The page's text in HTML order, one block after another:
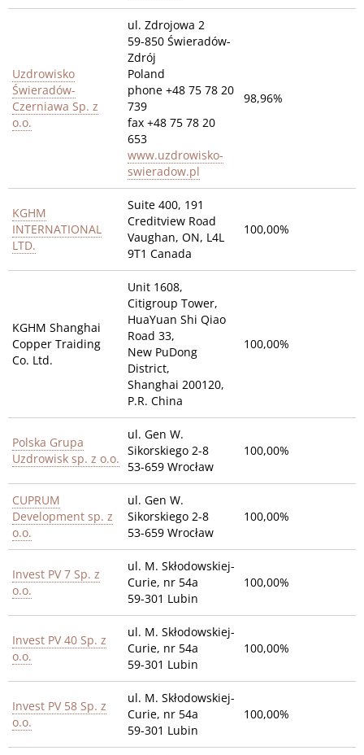
Uzdrowisko
Świeradów-
Czerniawa Sp. z
o.o.
ul. Zdrojowa 2
59-850 Świeradów-
Zdrój
Poland
phone +48 75 78 20
739
fax +48 75 78 20
653
www.uzdrowisko-
swieradow.pl
98,96%
KGHM
INTERNATIONAL
LTD.
Suite 400, 191
Creditview Road
Vaughan, ON, L4L
9T1 Canada
100,00%
KGHM Shanghai
Copper Traiding
Co. Ltd.
Unit 1608,
Citigroup Tower,
HuaYuan Shi Qiao
Road 33,
New PuDong
District,
Shanghai 200120,
P.R. China
100,00%
Polska Grupa
Uzdrowisk sp. z o.o.
ul. Gen W.
Sikorskiego 2-8
53-659 Wrocław
100,00%
CUPRUM
Development sp. z
o.o.
ul. Gen W.
Sikorskiego 2-8
53-659 Wrocław
100,00%
Invest PV 7 Sp. z
o.o.
ul. M. Skłodowskiej-
Curie, nr 54a
59-301 Lubin
100,00%
Invest PV 40 Sp. z
o.o.
ul. M. Skłodowskiej-
Curie, nr 54a
59-301 Lubin
100,00%
Invest PV 58 Sp. z
o.o.
ul. M. Skłodowskiej-
Curie, nr 54a
59-301 Lubin
100,00%